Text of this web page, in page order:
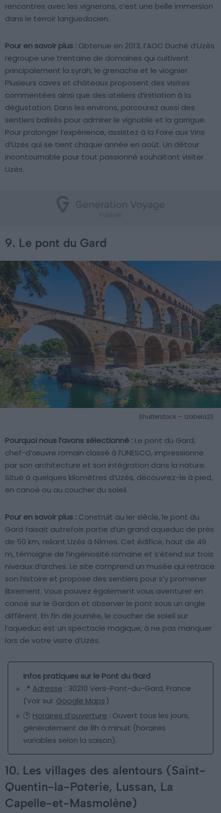
rencontres avec les vignerons, c’est une belle immersion
dans le terroir languedocien.
Pour en savoir plus : Obtenue en 2013, l’AOC Duché d’Uzès
regroupe une trentaine de domaines qui cultivent
principalement la syrah, le grenache et le viognier.
Plusieurs caves et châteaux proposent des visites
commentées ainsi que des ateliers d’initiation à la
dégustation. Dans les environs, parcourez aussi des
sentiers balisés pour admirer le vignoble et la garrigue.
Pour prolonger l’expérience, assistez à la Foire aux Vins
d’Uzès qui se tient chaque année en août. Un détour
incontournable pour tout passionné souhaitant visiter
Uzès.
9. Le pont du Gard
Shutterstock — Izabela23
Pourquoi nous l’avons sélectionné : Le pont du Gard,
chef-d’œuvre romain classé à l’UNESCO, impressionne
par son architecture et son intégration dans la nature.
Situé à quelques kilomètres d’Uzès, découvrez-le à pied,
en canoë ou au coucher du soleil.
Pour en savoir plus : Construit au Ier siècle, le pont du
Gard faisait autrefois partie d’un grand aqueduc de près
de 50 km, reliant Uzès à Nîmes. Cet édifice, haut de 49
m, témoigne de l’ingéniosité romaine et s’étend sur trois
niveaux d’arches. Le site comprend un musée qui retrace
son histoire et propose des sentiers pour s’y promener
librement. Vous pouvez également vous aventurer en
canoë sur le Gardon et observer le pont sous un angle
différent. En fin de journée, le coucher de soleil sur
l’aqueduc est un spectacle magique, à ne pas manquer
lors de votre visite d’Uzès.
Infos pratiques sur le Pont du Gard
📍 Adresse : 30210 Vers-Pont-du-Gard, France
(Voir sur Google Maps)
🕐 Horaires d’ouverture : Ouvert tous les jours,
généralement de 8h à minuit (horaires
variables selon la saison).
10. Les villages des alentours (Saint-
Quentin-la-Poterie, Lussan, La
Capelle-et-Masmolène)